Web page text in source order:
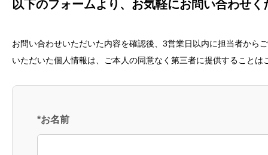
以下のフォームより、お気軽にお問い合わせく
お問い合わせいただいた内容を確認後、3営業日以内に担当者から
いただいた個人情報は、ご本人の同意なく第三者に提供すること
*お名前